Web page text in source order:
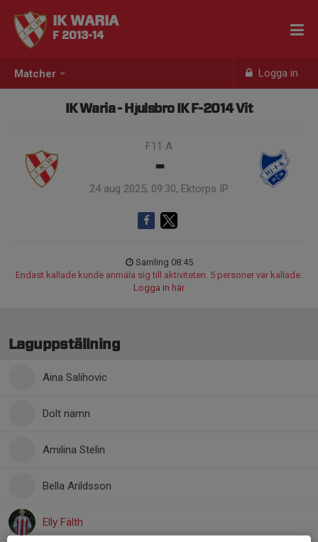
Matcher Logga in
IK WARIA
F 2013-14
IK Waria - Hjulsbro IK F-2014 Vit
F11 A
-
24 aug 2025, 09:30, Ektorps IP
Samling 08:45
Endast kallade kunde anmäla sig till aktiviteten. 5 personer var kallade.
Logga in här
Laguppställning
Aina Salihovic
Dolt namn
Amilina Stelin
Bella Arildsson
Elly Fälth